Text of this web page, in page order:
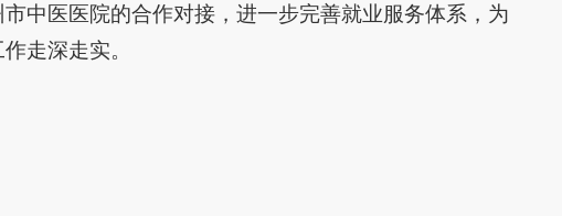
中医医院的合作对接，进一步完善就业服务体系，为
走深走实。